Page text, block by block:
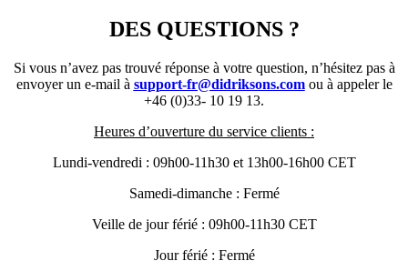
DES QUESTIONS ?
Si vous n’avez pas trouvé réponse à votre question, n’hésitez pas à
envoyer un e-mail à support-fr@didriksons.comou à appeler le
+46 (0)33- 10 19 13.
Heures d’ouverture du service clients :
Lundi-vendredi : 09h00-11h30 et 13h00-16h00 CET
Samedi-dimanche : Fermé
Veille de jour férié : 09h00-11h30 CET
Jour férié : Fermé